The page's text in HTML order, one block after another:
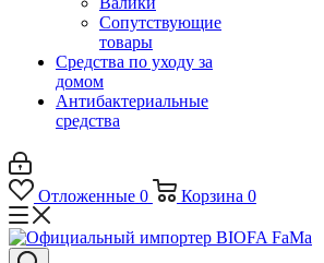
Сопутствующие
товары
Средства по уходу за
домом
Антибактериальные
средства
Отложенные 0 Корзина 0